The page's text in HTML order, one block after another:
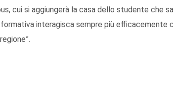
cui si aggiungerà la casa dello studente che
interagisca sempre più efficacemente